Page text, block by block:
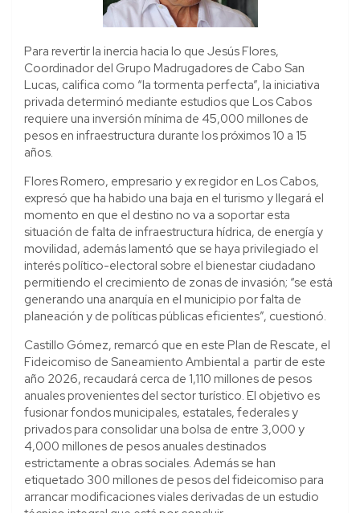
Para revertir la inercia hacia lo que Jesús Flores,
Coordinador del Grupo Madrugadores de Cabo San
Lucas, califica como “la tormenta perfecta”, la iniciativa
privada determinó mediante estudios que Los Cabos
requiere una inversión mínima de 45,000 millones de
pesos en infraestructura durante los próximos 10 a 15
años.
Flores Romero, empresario y ex regidor en Los Cabos,
expresó que ha habido una baja en el turismo y llegará el
momento en que el destino no va a soportar esta
situación de falta de infraestructura hídrica, de energía y
movilidad, además lamentó que se haya privilegiado el
interés político-electoral sobre el bienestar ciudadano
permitiendo el crecimiento de zonas de invasión; “se está
generando una anarquía en el municipio por falta de
planeación y de políticas públicas eficientes”, cuestionó.
Castillo Gómez, remarcó que en este Plan de Rescate, el
Fideicomiso de Saneamiento Ambiental a partir de este
año 2026, recaudará cerca de 1,110 millones de pesos
anuales provenientes del sector turístico. El objetivo es
fusionar fondos municipales, estatales, federales y
privados para consolidar una bolsa de entre 3,000 y
4,000 millones de pesos anuales destinados
estrictamente a obras sociales. Además se han
etiquetado 300 millones de pesos del fideicomiso para
arrancar modificaciones viales derivadas de un estudio